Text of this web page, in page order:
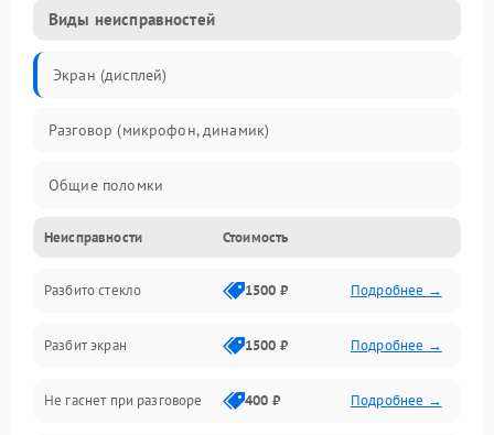
Виды неисправностей
Экран (дисплей)
Разговор (микрофон, динамик)
Общие поломки
Проблемы связи
Камеры
Проблемы с дисплеем и сенсором
Зарядка
Неисправности Стоимость
Разбито стекло 1500 ₽ Подробнее →
Разбит экран 1500 ₽ Подробнее →
Не гаснет при разговоре 400 ₽ Подробнее →